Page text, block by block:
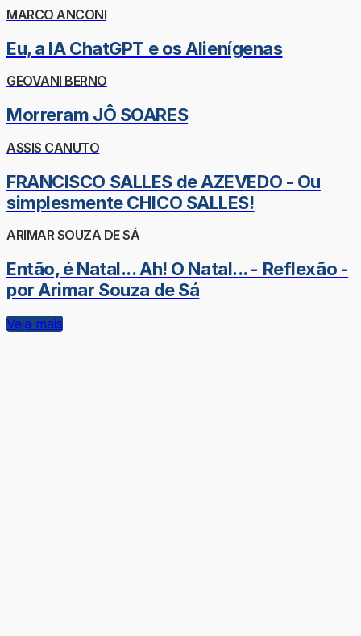
MARCO ANCONI
Eu, a IA ChatGPT e os Alienígenas
GEOVANI BERNO
Morreram JÔ SOARES
ASSIS CANUTO
FRANCISCO SALLES de AZEVEDO - Ou
simplesmente CHICO SALLES!
ARIMAR SOUZA DE SÁ
Então, é Natal... Ah! O Natal... - Reflexão -
por Arimar Souza de Sá
Veja mais